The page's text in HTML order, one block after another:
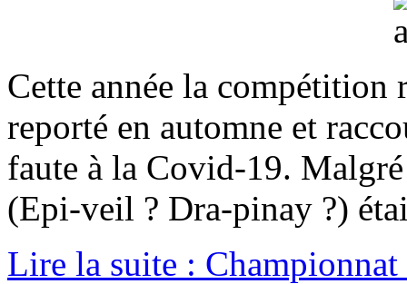
Cette année la compétition
reporté en automne et
faute à la Covid-19.
(Epi-veil ? Dra-pinay ?)
Lire la suite :